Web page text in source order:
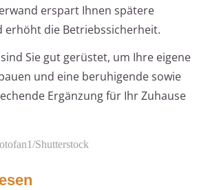
erspart Ihnen spätere
erhöht die Betriebssicherheit.
Sie gut gerüstet, um Ihre eigene
und eine beruhigende sowie
Ergänzung für Ihr Zuhause
Shutterstock